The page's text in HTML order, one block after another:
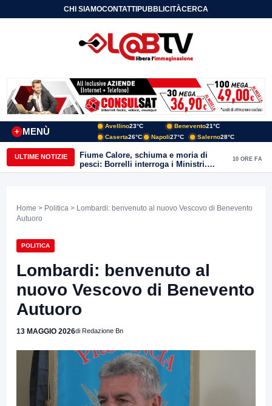
CHI SIAMOCONTATTIPUBBLICITÀCERCA
MENÙ
+
Avellino23°C Benevento21°C
Caserta26°C Napoli27°C Salerno28°C
ULTIME NOTIZIE
Fiume Calore, schiuma e moria di
pesci: Borrelli interroga i Ministri.
“Benevento paga l’assenza del
10 ORE FA
Home > Politica > Lombardi: benvenuto al nuovo Vescovo di Benevento
Autuoro
POLITICA
Lombardi: benvenuto al
nuovo Vescovo di Benevento
Autuoro
13 MAGGIO 2026di Redazione Bn